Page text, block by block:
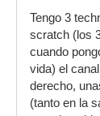
Tengo 3
scratch (los
cuando
vida) el
derecho,
(tanto en la